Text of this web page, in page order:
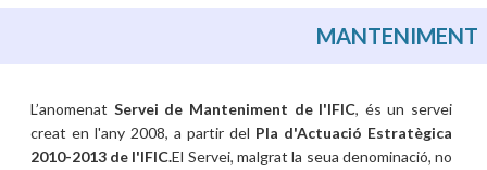
MANTENIMENT
L’anomenat Servei de Manteniment de l'IFIC, és un servei
creat en l'any 2008, a partir del Pla d'Actuació Estratègica
2010-2013 de l'IFIC.El Servei, malgrat la seua denominació, no